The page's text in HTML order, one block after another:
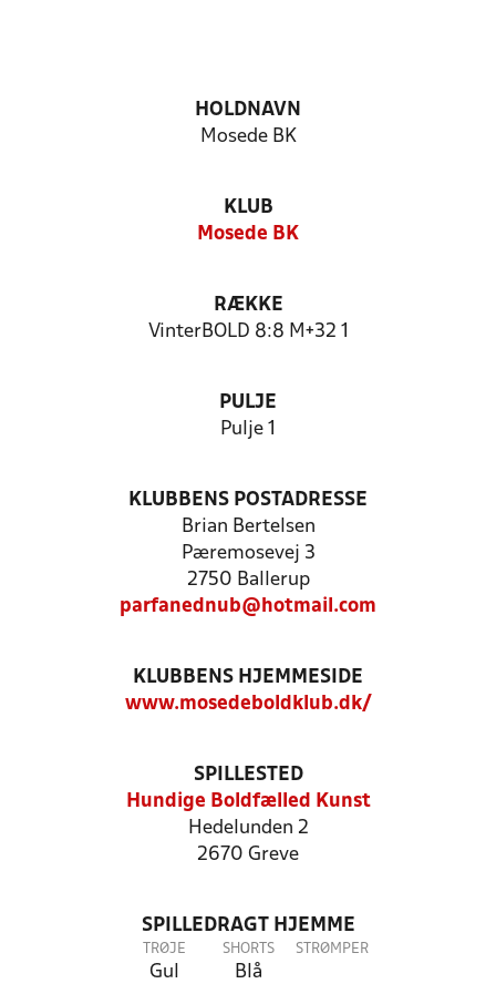
HOLDNAVN
Mosede BK
KLUB
Mosede BK
RÆKKE
VinterBOLD 8:8 M+32 1
PULJE
Pulje 1
KLUBBENS POSTADRESSE
Brian Bertelsen
Pæremosevej 3
2750 Ballerup
parfanednub@hotmail.com
KLUBBENS HJEMMESIDE
www.mosedeboldklub.dk/
SPILLESTED
Hundige Boldfælled Kunst
Hedelunden 2
2670 Greve
SPILLEDRAGT HJEMME
TRØJE
Gul
SHORTS
Blå
STRØMPER